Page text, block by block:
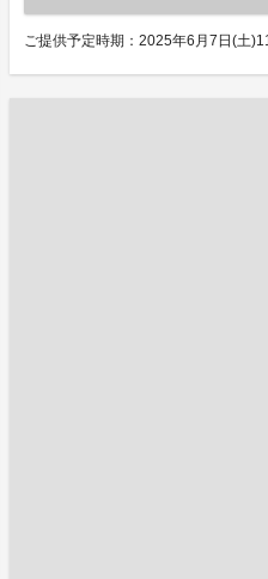
ご提供予定時期：2025年6月7日(土